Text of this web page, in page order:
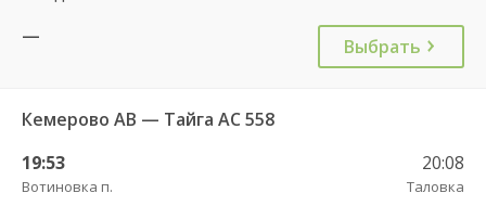
—
Выбрать
Кемерово АВ — Тайга АС 558
19:53
Вотиновка п.
20:08
Таловка